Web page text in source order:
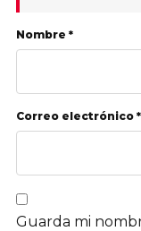
Nombre *
Correo electrónico *
Guarda mi